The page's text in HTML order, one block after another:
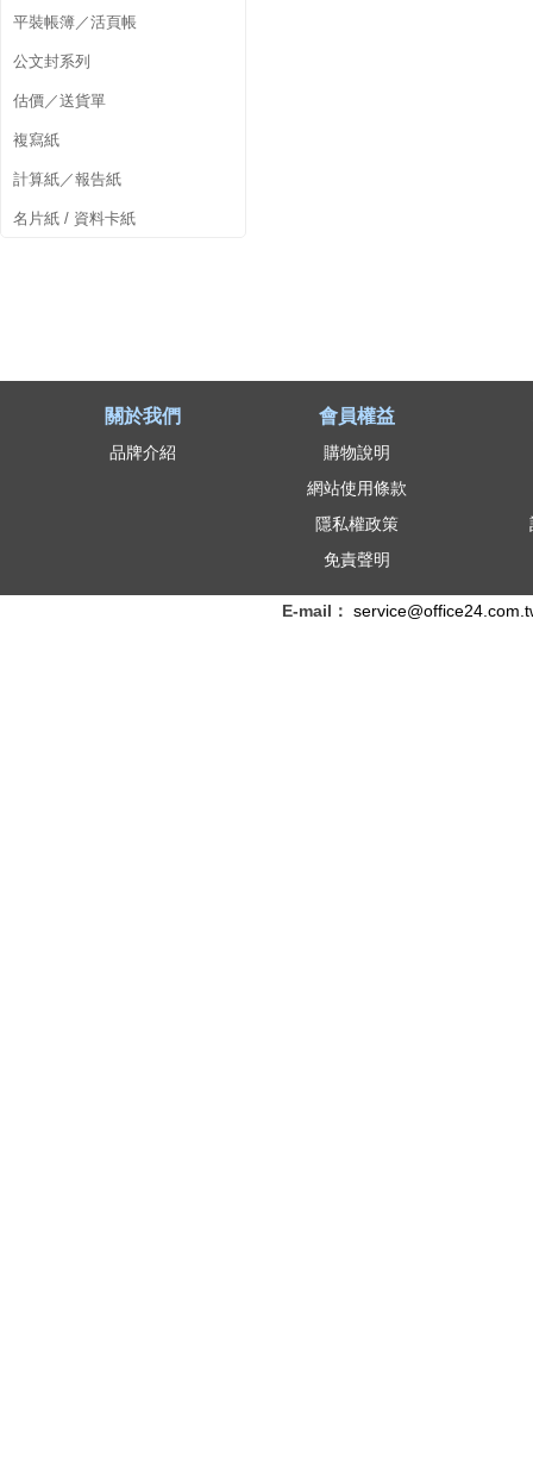
平裝帳簿／活頁帳
公文封系列
估價／送貨單
複寫紙
計算紙／報告紙
名片紙 / 資料卡紙
關於我們
品牌介紹
會員權益
購物說明
網站使用條款
隱私權政策
免責聲明
E-mail：